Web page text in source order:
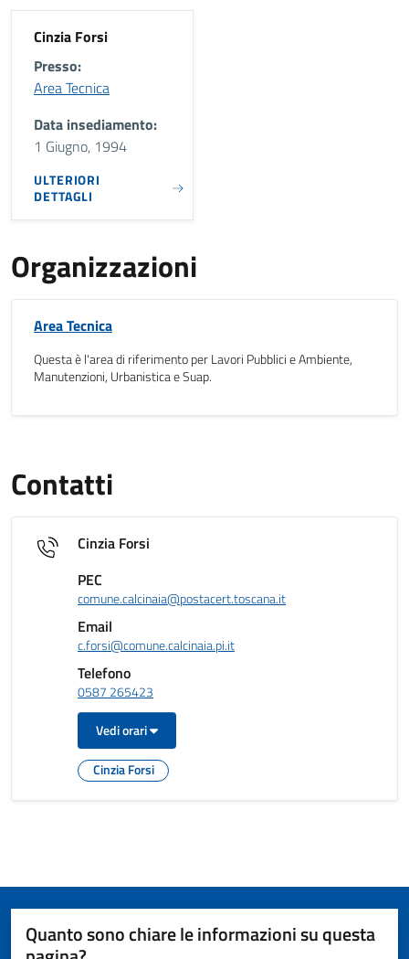
Cinzia Forsi
Presso:
Area Tecnica
Data insediamento:
1 Giugno, 1994
ULTERIORI
DETTAGLI
Organizzazioni
Area Tecnica
Questa è l'area di riferimento per Lavori Pubblici e Ambiente,
Manutenzioni, Urbanistica e Suap.
Contatti
Cinzia Forsi
PEC
comune.calcinaia@postacert.toscana.it
Email
c.forsi@comune.calcinaia.pi.it
Telefono
0587 265423
Vedi orari
Cinzia Forsi
Quanto sono chiare le informazioni su questa